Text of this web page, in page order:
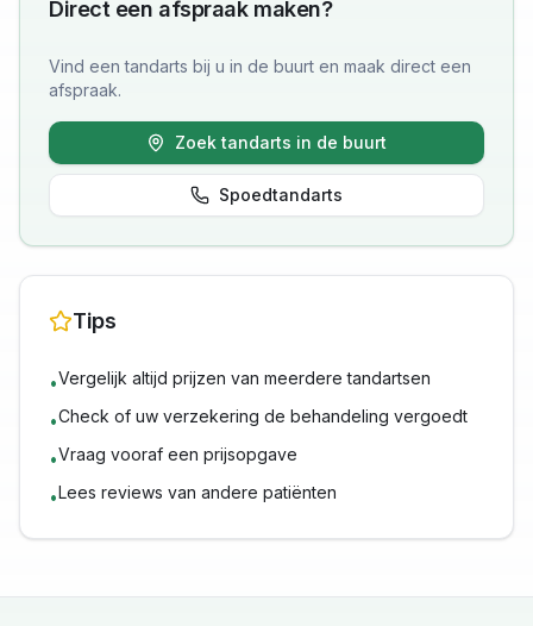
Direct een afspraak maken?
Vind een tandarts bij u in de buurt en maak direct een
afspraak.
Zoek tandarts in de buurt
Spoedtandarts
Tips
•Vergelijk altijd prijzen van meerdere tandartsen
•Check of uw verzekering de behandeling vergoedt
•Vraag vooraf een prijsopgave
•Lees reviews van andere patiënten